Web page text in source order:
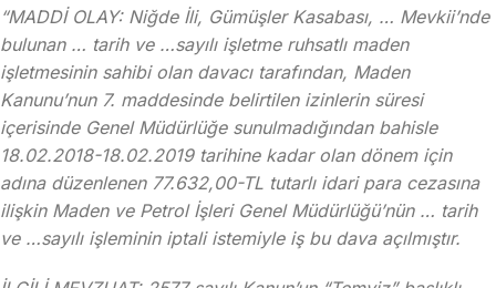
“MADDİ OLAY: Niğde İli, Gümüşler Kasabası, … Mevkii’nde
bulunan … tarih ve …sayılı işletme ruhsatlı maden
işletmesinin sahibi olan davacı tarafından, Maden
Kanunu’nun 7. maddesinde belirtilen izinlerin süresi
içerisinde Genel Müdürlüğe sunulmadığından bahisle
18.02.2018-18.02.2019 tarihine kadar olan dönem için
adına düzenlenen 77.632,00-TL tutarlı idari para cezasına
ilişkin Maden ve Petrol İşleri Genel Müdürlüğü’nün … tarih
ve …sayılı işleminin iptali istemiyle iş bu dava açılmıştır.